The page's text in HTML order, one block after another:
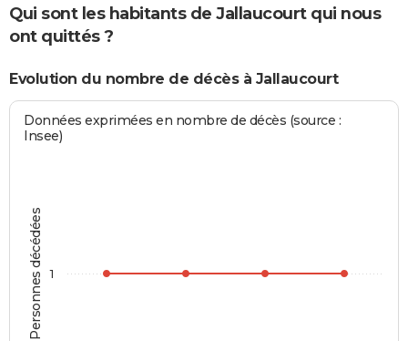
Qui sont les habitants de Jallaucourt qui nous
ont quittés ?
Evolution du nombre de décès à Jallaucourt
Personnes décédées
Données exprimées en nombre de décès (source :
Insee)
1